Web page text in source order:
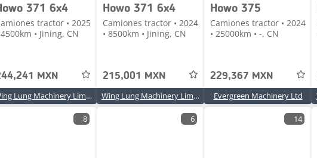
371 6x4
tractor • 2025
4500km • Jining, CN
MXN
Wing Lung Machinery Limited
Howo 371 6x4
Camiones tractor • 2024
• 8500km • Jining, CN
215,001 MXN
Wing Lung Machinery Limited
Howo 375
Camiones tractor • 2024
• 25000km • -, CN
229,367 MXN
Evergreen Machinery Ltd
8 6 14